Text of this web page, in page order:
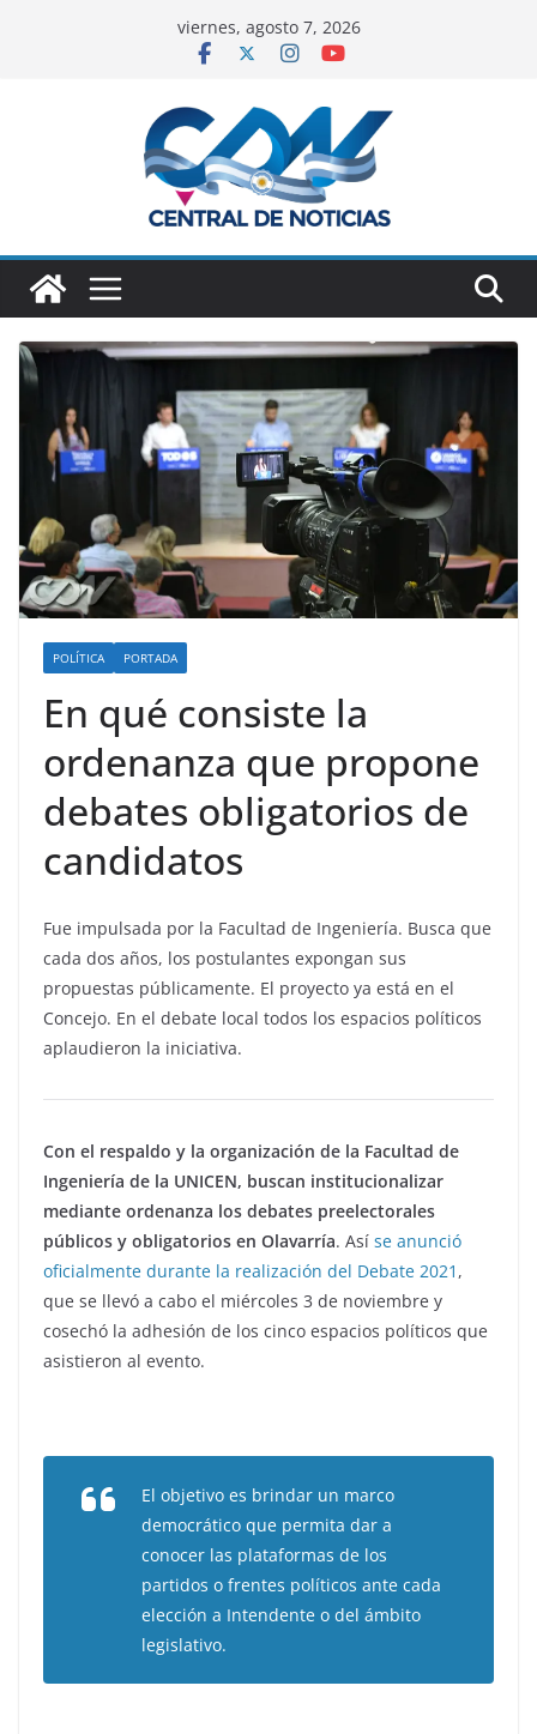
viernes, agosto 7, 2026
POLÍTICA PORTADA
En qué consiste la
ordenanza que propone
debates obligatorios de
candidatos
Fue impulsada por la Facultad de Ingeniería. Busca que
cada dos años, los postulantes expongan sus
propuestas públicamente. El proyecto ya está en el
Concejo. En el debate local todos los espacios políticos
aplaudieron la iniciativa.
Con el respaldo y la organización de la Facultad de
Ingeniería de la UNICEN, buscan institucionalizar
mediante ordenanza los debates preelectorales
públicos y obligatorios en Olavarría. Así se anunció
oficialmente durante la realización del Debate 2021 ,
que se llevó a cabo el miércoles 3 de noviembre y
cosechó la adhesión de los cinco espacios políticos que
asistieron al evento.
El objetivo es brindar un marco
democrático que permita dar a
conocer las plataformas de los
partidos o frentes políticos ante cada
elección a Intendente o del ámbito
legislativo.